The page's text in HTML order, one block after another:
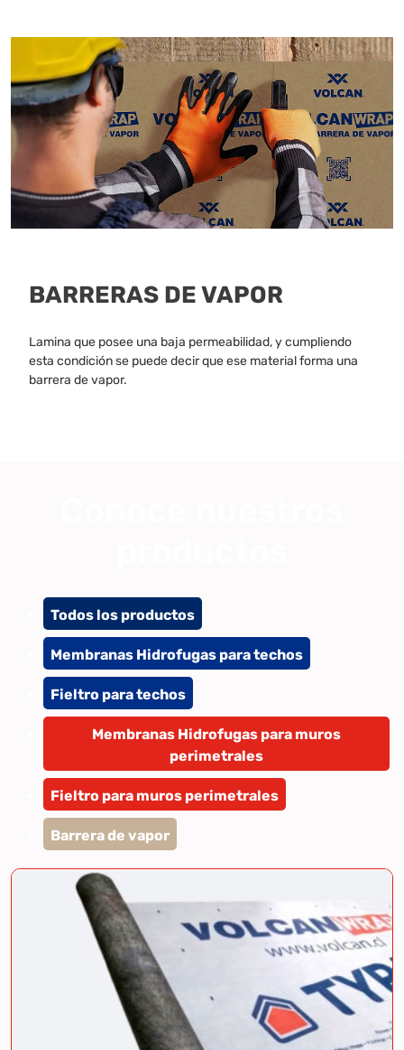
BARRERAS DE VAPOR
Lamina que posee una baja permeabilidad, y cumpliendo
esta condición se puede decir que ese material forma una
barrera de vapor.
Todos los productos
Membranas Hidrofugas para techos
Fieltro para techos
Membranas Hidrofugas para muros
perimetrales
Fieltro para muros perimetrales
Barrera de vapor